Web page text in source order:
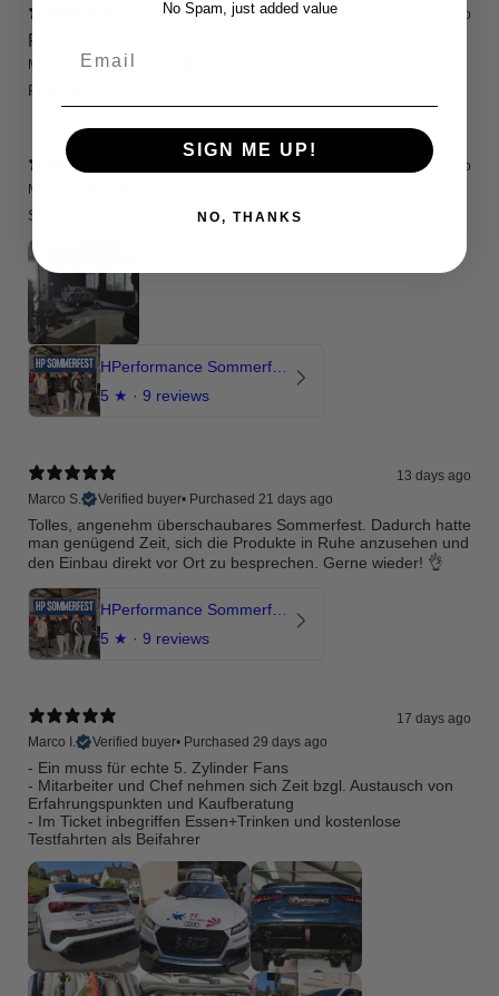
13 days ago
RS3 8P
Marcin J. Verified buyer
Polecam !
13 days ago
Marcin J.
Świetnie spedzony czas , Pozdrawiam
5 ★ · 9 reviews
13 days ago
Marco S.
Verified buyer• Purchased 21 days ago
Tolles, angenehm überschaubares Sommerfest. Dadurch hatte
man genügend Zeit, sich die Produkte in Ruhe anzusehen und
den Einbau direkt vor Ort zu besprechen. Gerne wieder! 👌
5 ★ · 9 reviews
17 days ago
Marco I.
Verified buyer• Purchased 29 days ago
- Ein muss für echte 5. Zylinder Fans
- Mitarbeiter und Chef nehmen sich Zeit bzgl. Austausch von
Erfahrungspunkten und Kaufberatung
- Im Ticket inbegriffen Essen+Trinken und kostenlose
Testfahrten als Beifahrer
No Spam, just added value
SIGN ME UP!
NO, THANKS